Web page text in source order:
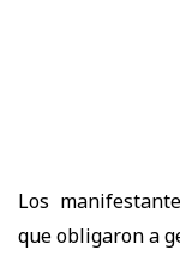
Los
que obligaron a